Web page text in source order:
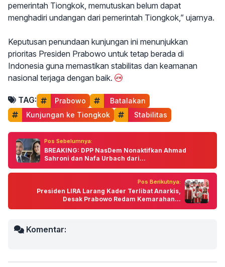
pemerintah Tiongkok, memutuskan belum dapat
menghadiri undangan dari pemerintah Tiongkok,” ujarnya.
Keputusan penundaan kunjungan ini menunjukkan
prioritas Presiden Prabowo untuk tetap berada di
Indonesia guna memastikan stabilitas dan keamanan
nasional terjaga dengan baik.
TAG: Prabowo
Batalakan
Kunjungan ke Tiongkok
Stabilitas
Pos Sebelumnya:
BREAKING: DPP NasDem Nonaktifkan Ahmad
Sahroni dan Nafa Urbach dari...
Pos Berikutnya:
Presiden LIRA Larang Kader Terlibat Anarkis,
Desak Prabowo Redam Kemarahan...
Komentar: